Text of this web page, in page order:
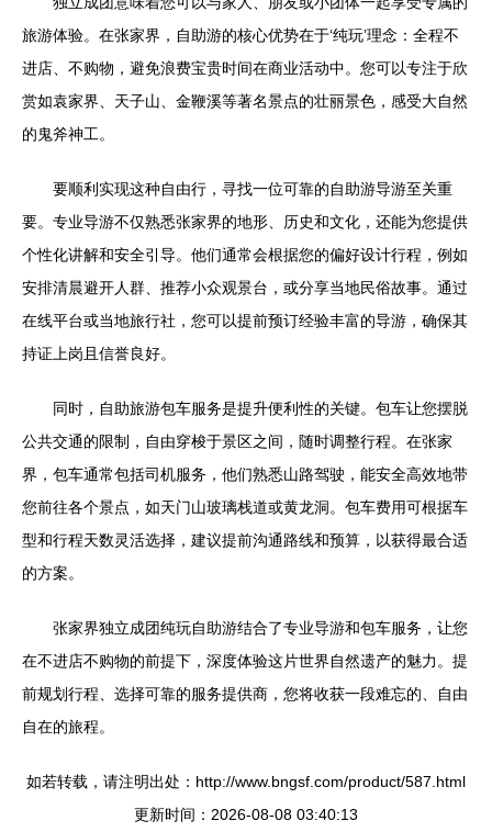
旅游体验。在张家界，自助游的核心优势在于‘纯玩’理念：全程不
进店、不购物，避免浪费宝贵时间在商业活动中。您可以专注于欣
赏如袁家界、天子山、金鞭溪等著名景点的壮丽景色，感受大自然
的鬼斧神工。
要顺利实现这种自由行，寻找一位可靠的自助游导游至关重
要。专业导游不仅熟悉张家界的地形、历史和文化，还能为您提供
个性化讲解和安全引导。他们通常会根据您的偏好设计行程，例如
安排清晨避开人群、推荐小众观景台，或分享当地民俗故事。通过
在线平台或当地旅行社，您可以提前预订经验丰富的导游，确保其
持证上岗且信誉良好。
同时，自助旅游包车服务是提升便利性的关键。包车让您摆脱
公共交通的限制，自由穿梭于景区之间，随时调整行程。在张家
界，包车通常包括司机服务，他们熟悉山路驾驶，能安全高效地带
您前往各个景点，如天门山玻璃栈道或黄龙洞。包车费用可根据车
型和行程天数灵活选择，建议提前沟通路线和预算，以获得最合适
的方案。
张家界独立成团纯玩自助游结合了专业导游和包车服务，让您
在不进店不购物的前提下，深度体验这片世界自然遗产的魅力。提
前规划行程、选择可靠的服务提供商，您将收获一段难忘的、自由
自在的旅程。
如若转载，请注明出处：http://www.bngsf.com/product/587.html
更新时间：2026-08-08 03:40:13